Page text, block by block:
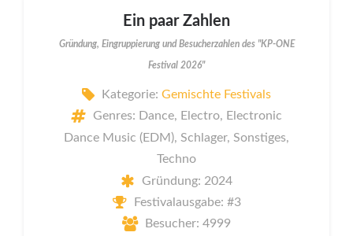
Ein paar Zahlen
Gründung, Eingruppierung und Besucherzahlen des "KP-ONE
Festival 2026"
Kategorie: Gemischte Festivals
Genres: Dance, Electro, Electronic
Dance Music (EDM), Schlager, Sonstiges,
Techno
Gründung: 2024
Festivalausgabe: #3
Besucher: 4999